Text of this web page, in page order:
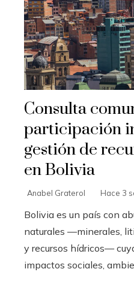
Consulta
participación
gestión de
en Bolivia
Anabel Graterol Hace 3
Bolivia es un país con
naturales —minerales,
y recursos hídricos—
impactos sociales,